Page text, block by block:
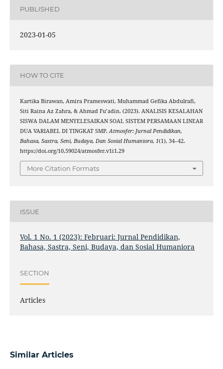
PUBLISHED
2023-01-05
HOW TO CITE
Kartika Birawan, Amira Prameswati, Muhammad Gefika Abdulrafi,
Siti Raina Az Zahra, & Ahmad Fu’adin. (2023). ANALISIS KESALAHAN
SISWA DALAM MENYELESAIKAN SOAL SISTEM PERSAMAAN LINEAR
DUA VARIABEL DI TINGKAT SMP.Atmosfer: Jurnal Pendidikan,
Bahasa, Sastra, Seni, Budaya, Dan Sosial Humaniora, 1(1), 34–42.
https://doi.org/10.59024/atmosfer.v1i1.29
More Citation Formats
ISSUE
Vol. 1 No. 1 (2023): Februari: Jurnal Pendidikan,
Bahasa, Sastra, Seni, Budaya, dan Sosial Humaniora
SECTION
Articles
Similar Articles